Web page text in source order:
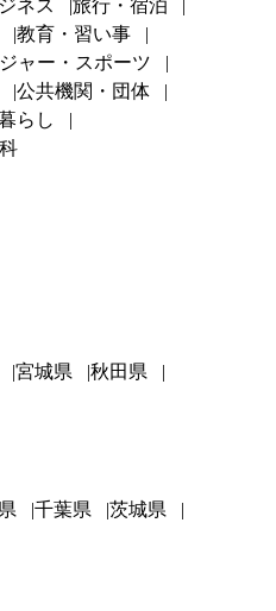
ネス
旅行・宿泊
教育・習い事
ャー・スポーツ
公共機関・団体
らし
宮城県
秋田県
千葉県
茨城県